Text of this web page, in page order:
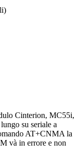
Cinterion, MC55i,
su seriale a
AT+CNMA la
và in errore e non